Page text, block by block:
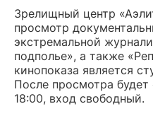
Зрелищный центр
просмотр
экстремальной
подполье», а также
кинопоказа является
После просмотра
18:00, вход свободный.